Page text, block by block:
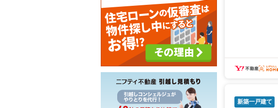
新築一戸建て